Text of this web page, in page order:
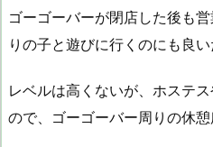
ゴーゴーバーが閉店した後も
りの子と遊びに行くのにも良い
レベルは高くないが、ホステ
ので、ゴーゴーバー周りの休憩